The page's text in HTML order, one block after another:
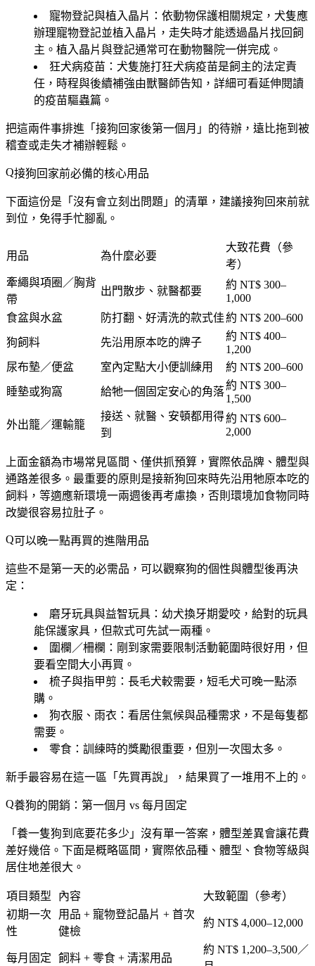
寵物登記與植入晶片 ：依動物保護相關規定，犬隻應
辦理寵物登記並植入晶片，走失時才能透過晶片找回飼
主。植入晶片與登記通常可在動物醫院一併完成。
狂犬病疫苗 ：犬隻施打狂犬病疫苗是飼主的法定責
任，時程與後續補強由獸醫師告知，詳細可看延伸閱讀
的疫苗驅蟲篇。
把這兩件事排進「接狗回家後第一個月」的待辦，遠比拖到被
稽查或走失才補辦輕鬆。
接狗回家前必備的核心用品
下面這份是「沒有會立刻出問題」的清單，建議接狗回來前就
到位，免得手忙腳亂。
用品 為什麼必要
大致花費（參
考）
牽繩與項圈／胸背
帶
出門散步、就醫都要
約 NT$ 300–
1,000
食盆與水盆
防打翻、好清洗的款式佳約 NT$ 200–600
狗飼料 先沿用原本吃的牌子
約 NT$ 400–
1,200
尿布墊／便盆
室內定點大小便訓練用 約 NT$ 200–600
睡墊或狗窩 給牠一個固定安心的角落
約 NT$ 300–
1,500
外出籠／運輸籠
接送、就醫、安頓都用得
到
約 NT$ 600–
2,000
上面金額為市場常見區間、僅供抓預算，實際依品牌、體型與
通路差很多。 最重要的原則是接新狗回來時先沿用牠原本吃的
飼料 ，等適應新環境一兩週後再考慮換，否則環境加食物同時
改變很容易拉肚子。
可以晚一點再買的進階用品
這些不是第一天的必需品，可以觀察狗的個性與體型後再決
定：
磨牙玩具與益智玩具 ：幼犬換牙期愛咬，給對的玩具
能保護家具，但款式可先試一兩種。
圍欄／柵欄 ：剛到家需要限制活動範圍時很好用，但
要看空間大小再買。
梳子與指甲剪 ：長毛犬較需要，短毛犬可晚一點添
購。
狗衣服、雨衣 ：看居住氣候與品種需求，不是每隻都
需要。
零食 ：訓練時的獎勵很重要，但別一次囤太多。
新手最容易在這一區「先買再說」，結果買了一堆用不上的。
養狗的開銷：第一個月 vs 每月固定
「養一隻狗到底要花多少」沒有單一答案，體型差異會讓花費
差好幾倍。下面是概略區間，實際依品種、體型、食物等級與
居住地差很大。
項目類型 內容
大致範圍（參考）
初期一次
性
用品 + 寵物登記晶片 + 首次
健檢
約 NT$ 4,000–12,000
每月固定 飼料 + 零食 + 清潔用品
約 NT$ 1,200–3,500／